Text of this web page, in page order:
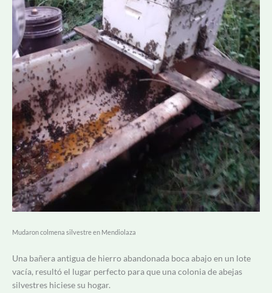
Mudaron colmena silvestre en Mendiolaza
Una bañera antigua de hierro abandonada boca abajo en un lote
vacía, resultó el lugar perfecto para que una colonia de abejas
silvestres hiciese su hogar.